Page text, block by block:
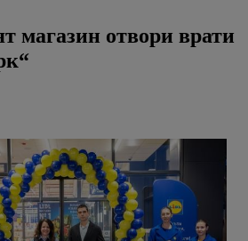
магазин отвори врати